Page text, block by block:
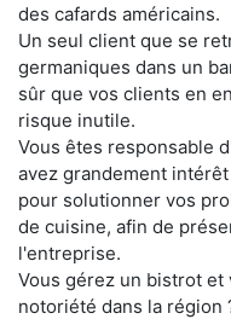
des cafards américains.
Un seul client que se
germaniques dans un
sûr que vos clients en
risque inutile.
Vous êtes responsable
avez grandement
pour solutionner vos
de cuisine, afin de
l'entreprise.
Vous gérez un bistrot et
notoriété dans la région